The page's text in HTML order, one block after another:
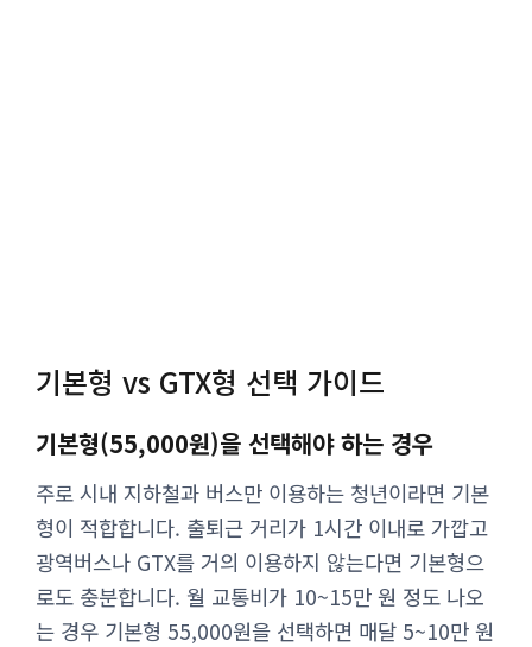
기본형 vs GTX형 선택 가이드
기본형(55,000원)을 선택해야 하는 경우
주로 시내 지하철과 버스만 이용하는 청년이라면 기본
형이 적합합니다. 출퇴근 거리가 1시간 이내로 가깝고
광역버스나 GTX를 거의 이용하지 않는다면 기본형으
로도 충분합니다. 월 교통비가 10~15만 원 정도 나오
는 경우 기본형 55,000원을 선택하면 매달 5~10만 원